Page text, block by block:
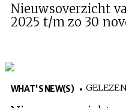
Nieuwsoverzicht
2025 t/m zo 30
WHAT'S NEW(S)